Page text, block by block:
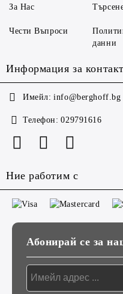
За Нас
Чести Въпроси
данни
Информация за
Имейл: info@berghoff.bg
Телефон: 029791616
Ние работим с
Абонирай се за